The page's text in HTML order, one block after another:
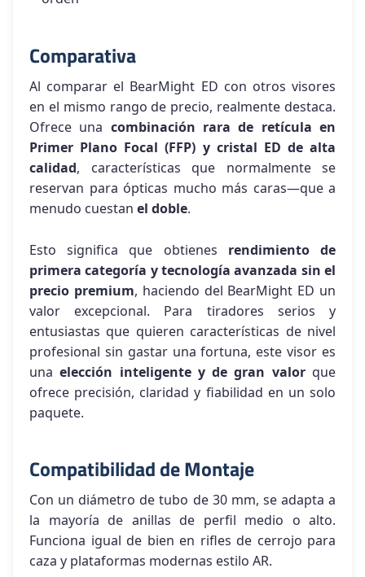
Comparativa
Al comparar el BearMight ED con otros visores
en el mismo rango de precio, realmente destaca.
Ofrece una combinación rara de retícula en
Primer Plano Focal (FFP) y cristal ED de alta
calidad, características que normalmente se
reservan para ópticas mucho más caras—que a
menudo cuestan el doble.
Esto significa que obtienes rendimiento de
primera categoría y tecnología avanzada sin el
precio premium, haciendo del BearMight ED un
valor excepcional. Para tiradores serios y
entusiastas que quieren características de nivel
profesional sin gastar una fortuna, este visor es
unaelección inteligente y de gran valorque
ofrece precisión, claridad y fiabilidad en un solo
paquete.
Compatibilidad de Montaje
Con un diámetro de tubo de 30 mm, se adapta a
la mayoría de anillas de perfil medio o alto.
Funciona igual de bien en rifles de cerrojo para
caza y plataformas modernas estilo AR.